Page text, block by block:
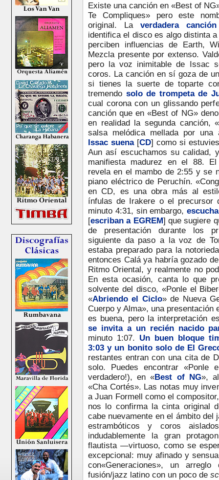
Existe una canción en «Best of
Te Compliques» pero este
original. La verdadera canción
identifica el disco es algo distinta
perciben influencias de Earth,
Mezcla presente por extenso.
pero la voz inimitable de Issac
coros. La canción en sí goza de
si tienes la suerte de toparte
tremendo solo de trompeta de
cual corona con un glissando
canción que en «Best of NG»
en realidad la segunda canción,
salsa melódica mellada por una
Issac suena[CD] como si
Aun así escuchamos su calidad,
manifiesta madurez en el 88.
revela en el mambo de 2:55 y se
piano eléctrico de Peruchín.
en CD, es una obra más al
ínfulas de Irakere o el precursor
minuto 4:31, sin embargo,
[escriban a EGREM]que sugiere
de presentación durante los
siguiente da paso a la voz de
estaba preparado para la
entonces Calá ya habría gozado
Ritmo Oriental, y realmente no
En esta ocasión, canta lo que
solvente del disco, «Ponle el
«Abriendo el Ciclo» de Nueva
Cuerpo y Alma», una presentación
es buena, pero la interpretación
se invita a un recién nacido
minuto 1:07. Un buen bloque
3:03 y un bonito solo de El
restantes entran con una cita de
solo. Puedes encontrar «Ponle
verdadero!), en «Best of NG»,
«Cha Cortés». Las notas muy
a Juan Formell como el
nos lo confirma la cinta original
cabe nuevamente en el ámbito del
estrambóticos y coros
indudablemente la gran
flautista —virtuoso, como se
excepcional: muy afinado y
con«Generaciones», un
fusión/jazz latino con un poco de